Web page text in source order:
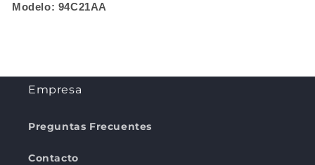
Modelo: 94C21AA
Empresa
Preguntas Frecuentes
Contacto